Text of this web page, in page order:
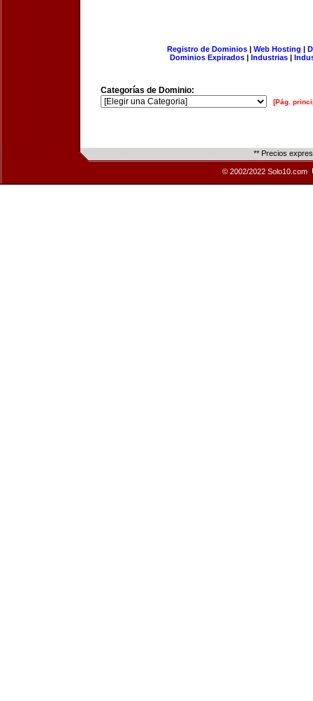
Registro de Dominios| Web Hosting |
Dominios Expirados | Industrias |
Categorías de Dominio:
[Pág.
** Precios
© 2002/2022 Solo10.com